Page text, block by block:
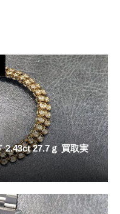
2.43ct 27.7ｇ 買取実